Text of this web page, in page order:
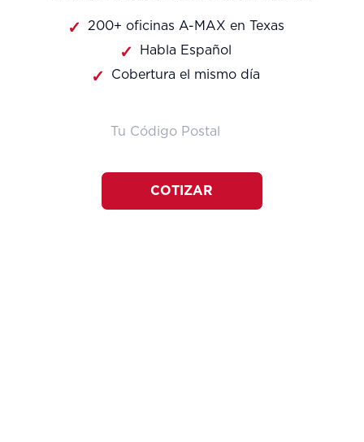
200+ oficinas A-MAX en Texas
Habla Español
Cobertura el mismo día
COTIZAR